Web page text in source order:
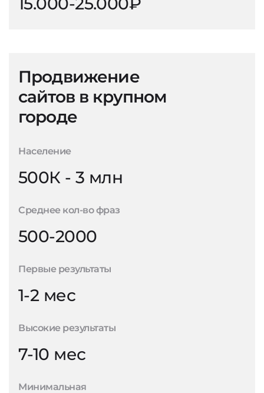
Продвижение
сайтов в крупном
городе
Население
500К - 3 млн
Среднее кол-во фраз
500-2000
Первые результаты
1-2 мес
Высокие результаты
7-10 мес
Минимальная